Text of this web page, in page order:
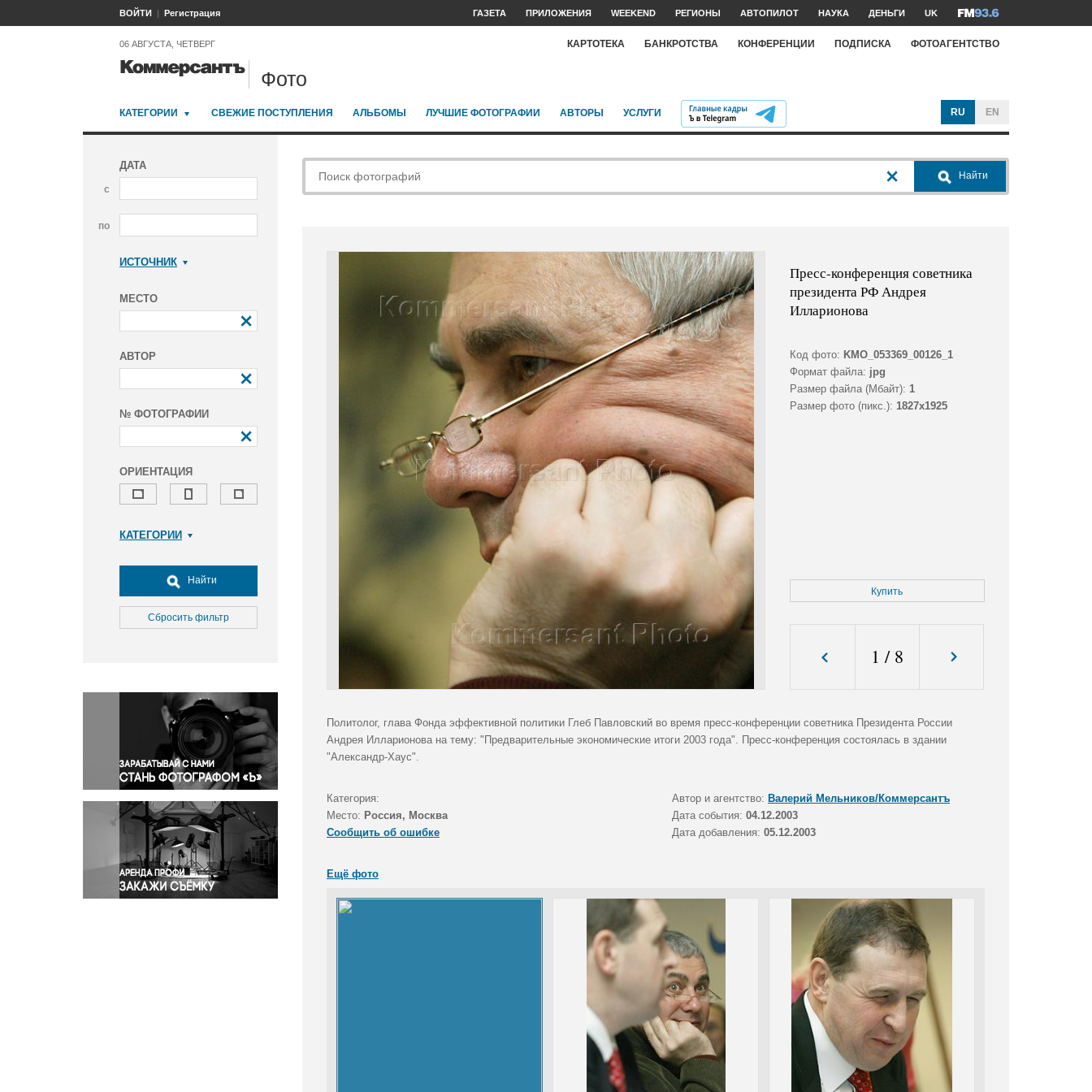
ВОЙТИ Регистрация ГАЗЕТА ПРИЛОЖЕНИЯ WEEKEND РЕГИОНЫ АВТОПИЛОТ НАУКА ДЕНЬГИ UK
06 АВГУСТА, ЧЕТВЕРГ КАРТОТЕКА БАНКРОТСТВА КОНФЕРЕНЦИИ ПОДПИСКА ФОТОАГЕНТСТВО
Фото
КАТЕГОРИИ СВЕЖИЕ ПОСТУПЛЕНИЯ АЛЬБОМЫ ЛУЧШИЕ ФОТОГРАФИИ АВТОРЫ УСЛУГИ RU EN
ДАТА
с
по
ИСТОЧНИК
МЕСТО
АВТОР
№ ФОТОГРАФИИ
ОРИЕНТАЦИЯ
КАТЕГОРИИ
Досуг, туризм и отдых
Культура
Медицина
Окружающая среда
Политика
Правосудие
Происшествия и конфликты
Религия
Светская жизнь
Спорт
Экология
Экономика и бизнес
Найти
Сбросить фильтр
Найти
Пресс-конференция советника
президента РФ Андрея
Илларионова
Код фото: KMO_053369_00126_1
Формат файла: jpg
Размер файла (Мбайт): 1
Размер фото (пикс.): 1827x1925
Купить
1 / 8
Политолог, глава Фонда эффективной политики Глеб Павловский во время пресс-конференции советника Президента России
Андрея Илларионова на тему: "Предварительные экономические итоги 2003 года". Пресс-конференция состоялась в здании
"Александр-Хаус".
Категория: Автор и агентство: Валерий Мельников/Коммерсантъ
Место: Россия, Москва Дата события: 04.12.2003
Сообщить об ошибке
Дата добавления: 05.12.2003
Ещё фото